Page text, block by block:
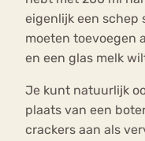
eigenlijk een schep
moeten toevoegen
en een glas melk
Je kunt natuurlijk
plaats van een
crackers aan als